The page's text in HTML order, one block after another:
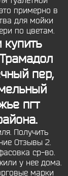
примерно в
для мойки
по цветам.
купить
пер,
пгт
Получить
Отзывы 2.
ср-во.
у нее дома.
марки